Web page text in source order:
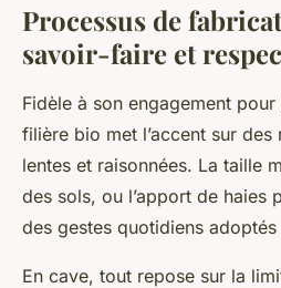
Processus de
savoir-faire et
Fidèle à son engagement pour
filière bio met l’accent sur des
lentes et raisonnées. La taille
des sols, ou l’apport de haies
des gestes quotidiens
En cave, tout repose sur la